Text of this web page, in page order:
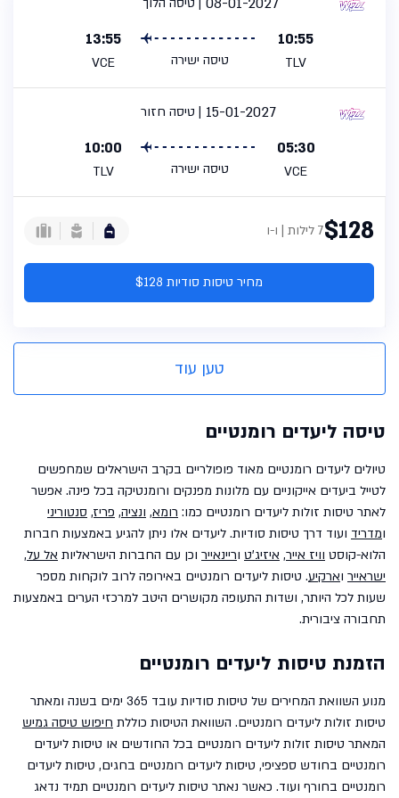
10:55
TLV טיסה ישירה
13:55
VCE
טיסה חזור
15-01-2027
05:30
VCE טיסה ישירה
10:00
TLV
$1287 לילות | ו-ו
מחיר טיסות סודיות $128
טען עוד
טיסה ליעדים רומנטיים
טיולים ליעדים רומנטיים מאוד פופולריים בקרב הישראלים שמחפשים
לטייל ביעדים אייקוניים עם מלונות מפנקים ורומנטיקה בכל פינה. אפשר
לאתר טיסות זולות ליעדים רומנטיים כמו: רומא, ונציה, פריז, סנטוריני
ומדריד ועוד דרך טיסות סודיות. ליעדים אלו ניתן להגיע באמצעות חברות
הלוא-קוסט וויז אייר, איזיג'ט וריינאייר וכן עם החברות הישראליות אל על,
ישראייר וארקיע. טיסות ליעדים רומנטיים באירופה לרוב לוקחות מספר
שעות לכל היותר, ושדות התעופה מקושרים היטב למרכזי הערים באמצעות
תחבורה ציבורית.
הזמנת טיסות ליעדים רומנטיים
מנוע השוואת המחירים של טיסות סודיות עובד 365 ימים בשנה ומאתר
טיסות זולות ליעדים רומנטיים. השוואת הטיסות כוללת חיפוש טיסה גמיש
המאתר טיסות זולות ליעדים רומנטיים בכל החודשים או טיסות ליעדים
רומנטיים בחודש ספציפי, טיסות ליעדים רומנטיים בחגים, טיסות ליעדים
רומנטיים בחורף ועוד. כאשר נאתר טיסות ליעדים רומנטיים תמיד נדאג